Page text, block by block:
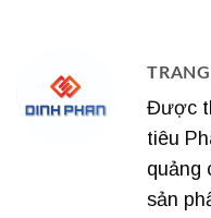
Được
tiêu
quảng
sản